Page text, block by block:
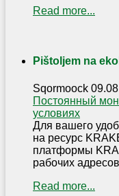
Read more...
Pištoljem na
Sqormoock
Постоянный
условиях
Для вашего
на ресурс
платформы
рабочих
Read more...